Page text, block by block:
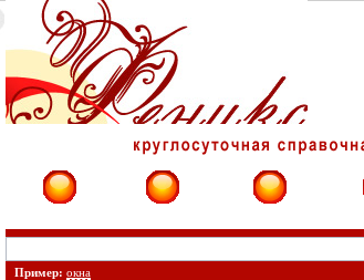
Пример: окна